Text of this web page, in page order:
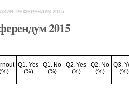
РЕФЕРЕНДУМ 2015
2015
(%)
Q1. Yes
(%)
Q1. No
(%)
Q2. Yes
(%)
Q2. No
(%)
Q3.
(%)